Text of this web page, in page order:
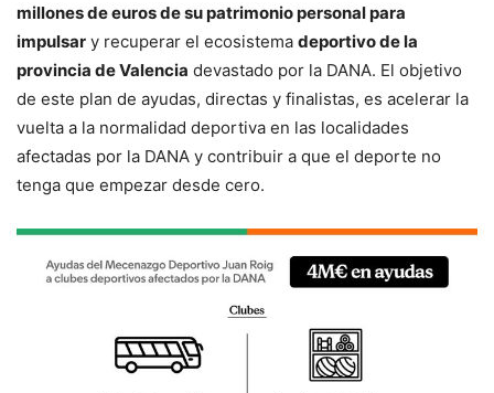
millones de euros de su patrimonio personal para
impulsar y recuperar el ecosistema deportivo de la
provincia de Valencia devastado por la DANA. El objetivo
de este plan de ayudas, directas y finalistas, es acelerar la
vuelta a la normalidad deportiva en las localidades
afectadas por la DANA y contribuir a que el deporte no
tenga que empezar desde cero.